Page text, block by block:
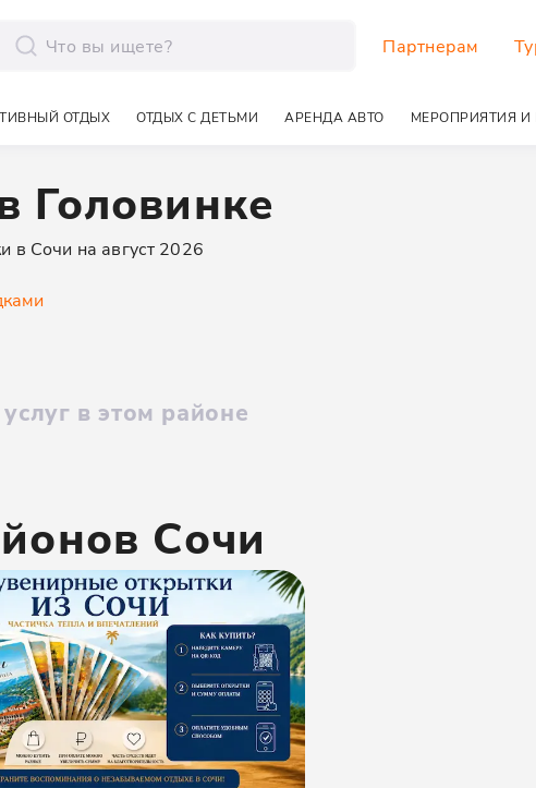
Партнерам
ОТДЫХ ОТДЫХ С ДЕТЬМИ АРЕНДА АВТО МЕРОПРИЯТИЯ
Головинке
в Сочи на август 2026
в этом районе
Сочи